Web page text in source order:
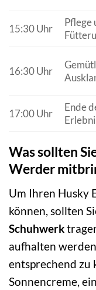
15:30 Uhr
Pflege
16:30 Uhr
17:00 Uhr
Ende
Was sollten
Werder
Um Ihren Husky
können, sollten
Schuhwerk
aufhalten
entsprechend zu
Sonnencreme,